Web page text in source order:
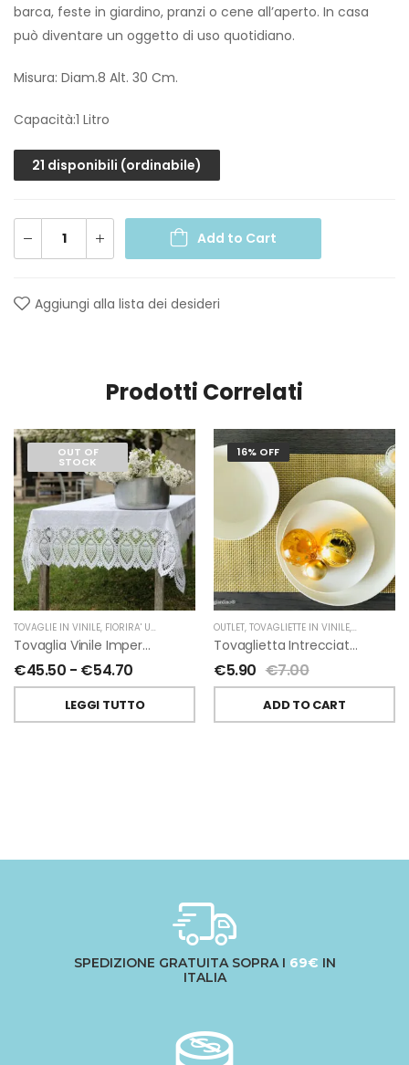
barca, feste in giardino, pranzi o cene all’aperto. In casa
può diventare un oggetto di uso quotidiano.
Misura: Diam.8 Alt. 30 Cm.
Capacità:1 Litro
21 disponibili (ordinabile)
Add to Cart
Aggiungi alla lista dei desideri
Prodotti Correlati
OUT OF
STOCK
TOVAGLIE IN VINILE, FIORIRA' UN GIARDINO
Tovaglia Vinile Impermeabile Pizzo Bianco Di Fiorirà Un Giardino
€45.50 - €54.70
LEGGI TUTTO
16% OFF
OUTLET, TOVAGLIETTE IN VINILE, NATALE
Tovaglietta Intrecciata Vinile Oro Di Fiorirà Un Giardino
€5.90 €7.00
ADD TO CART
SPEDIZIONE GRATUITA SOPRA I 69€ IN
ITALIA